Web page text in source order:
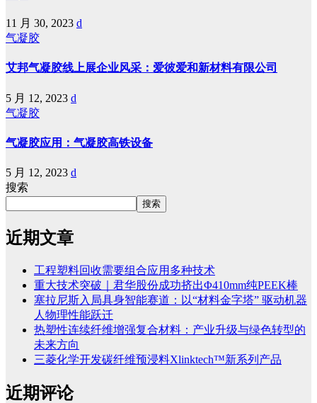
11 月 30, 2023 d
气凝胶
艾邦气凝胶线上展企业风采：爱彼爱和新材料有限公司
5 月 12, 2023 d
气凝胶
气凝胶应用：气凝胶高铁设备
5 月 12, 2023 d
搜索
搜索
近期文章
工程塑料回收需要组合应用多种技术
重大技术突破｜君华股份成功挤出Φ410mm纯PEEK棒
塞拉尼斯入局具身智能赛道：以“材料金字塔” 驱动机器
人物理性能跃迁
热塑性连续纤维增强复合材料：产业升级与绿色转型的
未来方向
三菱化学开发碳纤维预浸料Xlinktech™新系列产品
近期评论